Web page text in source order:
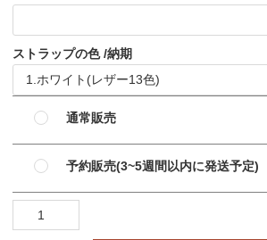
ストラップの色 納期
通常販売
予約販売(3~5週間以内に発送予定)